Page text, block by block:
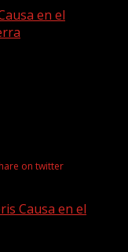
en el
Causa en el